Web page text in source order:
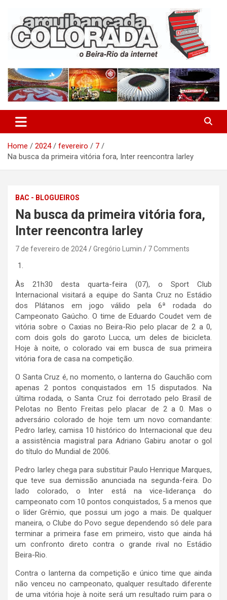
content
Arquibancada Colorada
Home 2024 fevereiro
7
Na busca da primeira vitória fora, Inter reencontra Iarley
BAC - BLOGUEIROS
Na busca da primeira vitória fora,
Inter reencontra Iarley
7 de fevereiro de 2024 Gregório Lumin 7 Comments
Às 21h30 desta quarta-feira (07), o Sport Club
Internacional visitará a equipe do Santa Cruz no Estádio
dos Plátanos em jogo válido pela 6ª rodada do
Campeonato Gaúcho. O time de Eduardo Coudet vem de
vitória sobre o Caxias no Beira-Rio pelo placar de 2 a 0,
com dois gols do garoto Lucca, um deles de bicicleta.
Hoje à noite, o colorado vai em busca de sua primeira
vitória fora de casa na competição.
O Santa Cruz é, no momento, o lanterna do Gauchão com
apenas 2 pontos conquistados em 15 disputados. Na
última rodada, o Santa Cruz foi derrotado pelo Brasil de
Pelotas no Bento Freitas pelo placar de 2 a 0. Mas o
adversário colorado de hoje tem um novo comandante:
Pedro Iarley, camisa 10 histórico do Internacional que deu
a assistência magistral para Adriano Gabiru anotar o gol
do título do Mundial de 2006.
Pedro Iarley chega para substituir Paulo Henrique Marques,
que teve sua demissão anunciada na segunda-feira. Do
lado colorado, o Inter está na vice-liderança do
campeonato com 10 pontos conquistados, 5 a menos que
o líder Grêmio, que possui um jogo a mais. De qualquer
maneira, o Clube do Povo segue dependendo só dele para
terminar a primeira fase em primeiro, visto que ainda há
um confronto direto contra o grande rival no Estádio
Beira-Rio.
Contra o lanterna da competição e único time que ainda
não venceu no campeonato, qualquer resultado diferente
de uma vitória hoje à noite será um resultado ruim para o